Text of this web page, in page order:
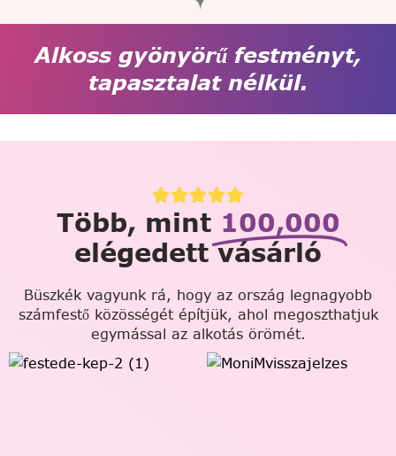
Alkoss gyönyörű festményt,
tapasztalat nélkül.
Több, mint 100,000
elégedett vásárló
Büszkék vagyunk rá, hogy az ország legnagyobb
számfestő közösségét építjük, ahol megoszthatjuk
egymással az alkotás örömét.